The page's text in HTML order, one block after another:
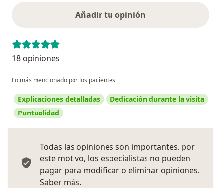
Añadir tu opinión
18 opiniones
Lo más mencionado por los pacientes
Explicaciones detalladas
Dedicación durante la visita
Puntualidad
Todas las opiniones son importantes, por
este motivo, los especialistas no pueden
pagar para modificar o eliminar opiniones.
Saber más.